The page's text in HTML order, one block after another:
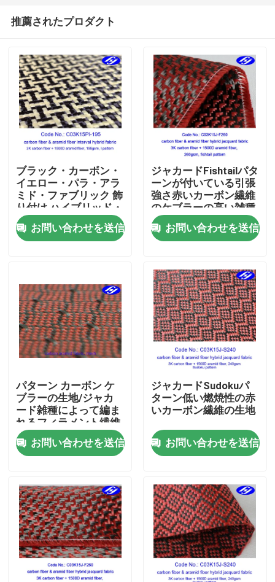
ホーム
ビデオ
企業情報
会社案内
品質管理
お問い合わせ
ニュース
見積依頼
カーボンアラミドの生地
推薦されたプロダクト
ブラック・カーボン・
イエロー・パラ・アラ
ミド・ファブリック 飾
り付け ハイブリッド・
フィラメント・ファブ
リックお問い合わせを送信
ジャカードFishtailパタ
ーンが付いている引張
強さ赤いカーボン繊維
のケブラーの高い雑種
お問い合わせを送信
パターン カーボン ケ
ブラーの生地/ジャカ
ード雑種によって編ま
れるフィラメント繊維
の生地を一致させて下
さいお問い合わせを送信
ジャカードSudokuパ
ターン低い燃焼性の赤
いカーボン繊維の生地
お問い合わせを送信